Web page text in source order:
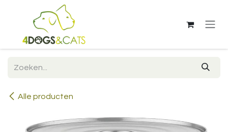
Overslaan naar inhoud
Alle producten